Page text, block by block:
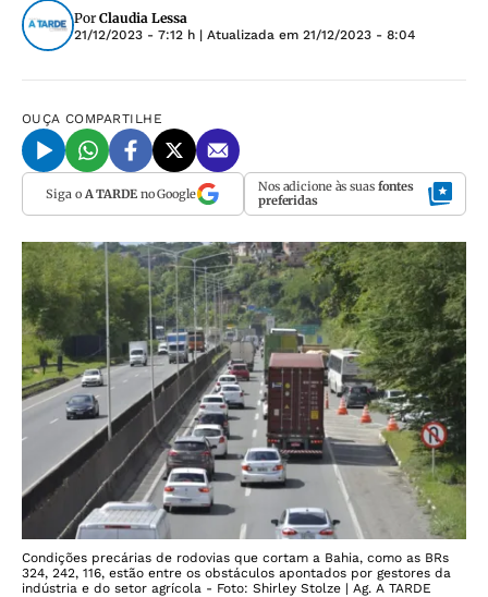
Por Claudia Lessa
21/12/2023 - 7:12 h | Atualizada em 21/12/2023 - 8:04
OUÇA COMPARTILHE
Siga o A TARDEno Google Nos adicione às suas fontes
preferidas
Condições precárias de rodovias que cortam a Bahia, como as BRs
324, 242, 116, estão entre os obstáculos apontados por gestores da
indústria e do setor agrícola - Foto: Shirley Stolze | Ag. A TARDE